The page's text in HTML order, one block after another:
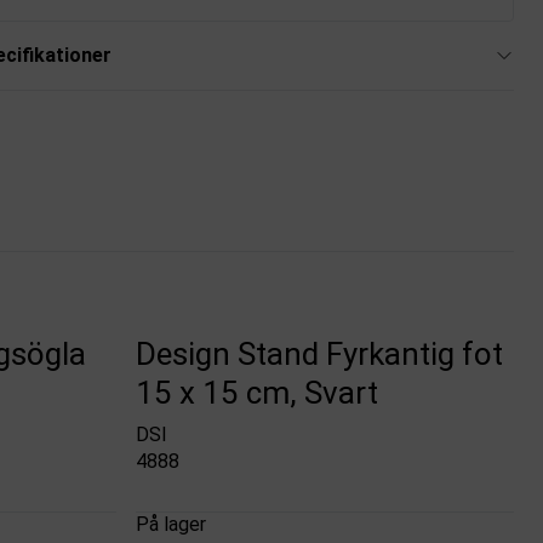
Design Stand Fyrkantig fot
15 x 15 cm, Svart
DSI
4888
På lager